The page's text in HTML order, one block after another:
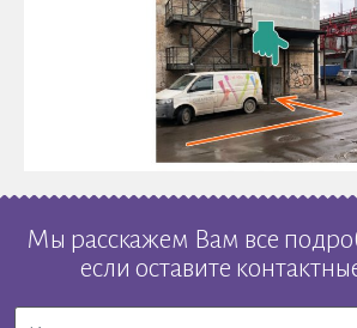
Мы расскажем Вам все
если оставите